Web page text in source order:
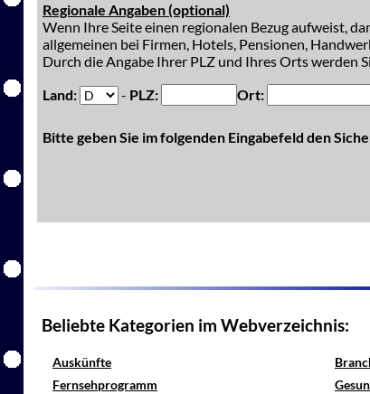
Regionale Angaben (optional)
Wenn Ihre Seite einen regionalen Bezug aufweist,
allgemeinen bei Firmen, Hotels, Pensionen,
Durch die Angabe Ihrer PLZ und Ihres Orts werden
Land:
- PLZ: Ort:
Bitte geben Sie im folgenden Eingabefeld den
Beliebte Kategorien im Webverzeichnis:
Auskünfte
Fernsehprogramm